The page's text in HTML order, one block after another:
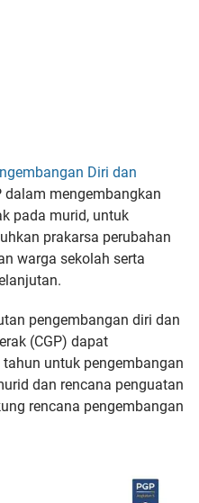
Diri dan
dalam mengembangkan
pada murid, untuk
prakarsa perubahan
warga sekolah serta
pengembangan diri dan
(CGP) dapat
untuk pengembangan
dan rencana penguatan
rencana pengembangan